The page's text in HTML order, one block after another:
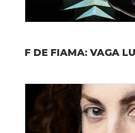
F DE FIAMA: VAGA